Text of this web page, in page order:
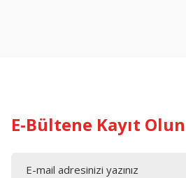
E-Bültene Kayıt Olun